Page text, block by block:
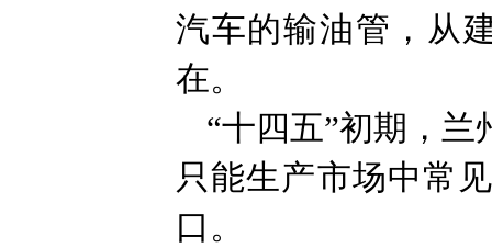
汽车的输油管，从
在。
“十四五”初期，
只能生产市场中常
口。